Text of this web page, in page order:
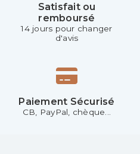
Satisfait ou
remboursé
14 jours pour changer
d'avis
Paiement Sécurisé
CB, PayPal, chèque...